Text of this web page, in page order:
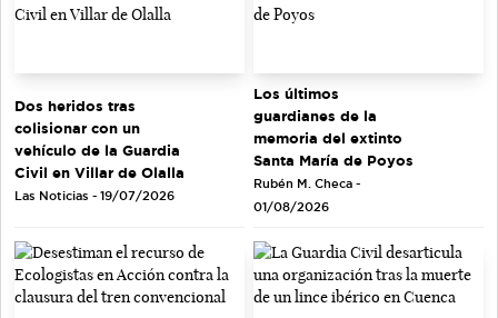
Dos heridos tras
colisionar con un
vehículo de la Guardia
Civil en Villar de Olalla
Las Noticias - 19/07/2026
Los últimos
guardianes de la
memoria del extinto
Santa María de Poyos
Rubén M. Checa -
01/08/2026